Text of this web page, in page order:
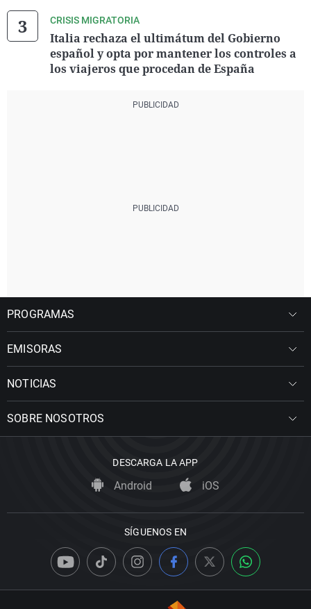
CRISIS MIGRATORIA
Italia rechaza el ultimátum del Gobierno
español y opta por mantener los controles a
los viajeros que procedan de España
PROGRAMAS
EMISORAS
NOTICIAS
SOBRE NOSOTROS
DESCARGA LA APP
Android iOS
SÍGUENOS EN